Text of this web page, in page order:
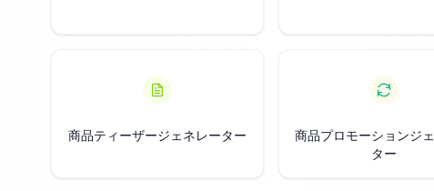
商品ティーザージェネレーター
商品プロモーションジ
ター